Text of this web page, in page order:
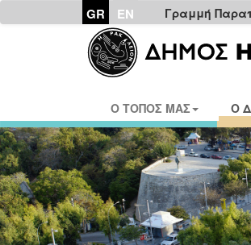
GR EN Γραμμή
Ο ΤΟΠΟΣ ΜΑΣ Ο